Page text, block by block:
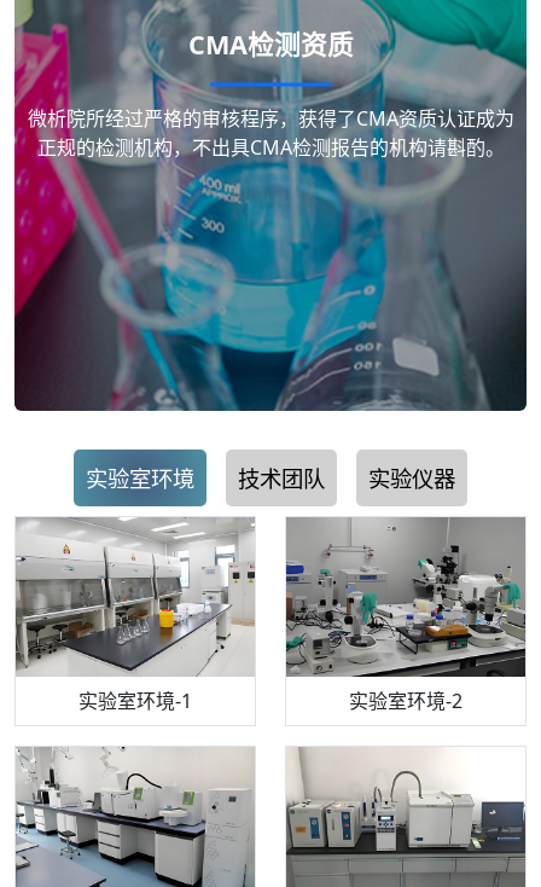
CMA检测资质
微析院所经过严格的审核程序，获得了CMA资质认证成为
正规的检测机构，不出具CMA检测报告的机构请斟酌。
实验室环境 技术团队 实验仪器
实验室环境-1 实验室环境-2
机构质检技术员-1 机构质检技术员-2
步入式恒温恒湿试验箱 电感耦合等离子体光谱仪